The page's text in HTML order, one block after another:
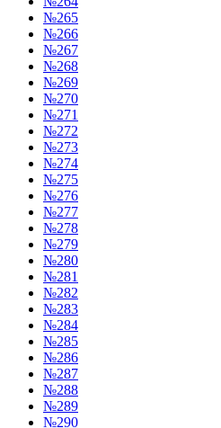
№265
№266
№267
№268
№269
№270
№271
№272
№273
№274
№275
№276
№277
№278
№279
№280
№281
№282
№283
№284
№285
№286
№287
№288
№289
№290